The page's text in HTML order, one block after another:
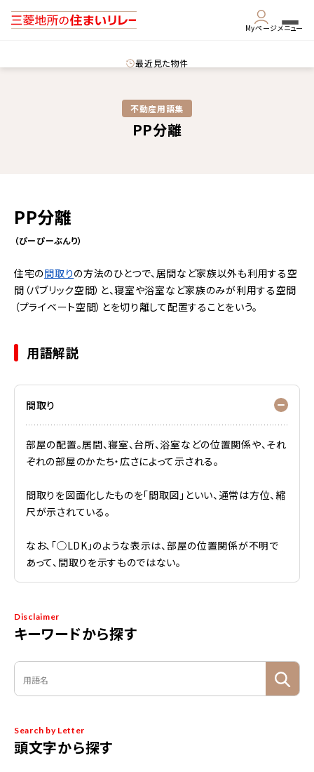
Myページメニュー
最近見た物件
不動産用語集​
PP分離
Disclaimer
キーワードから探す
Search by Letter
頭文字から探す
PP分離
（ぴーぴーぶんり）
住宅の間取りの方法のひとつで、居間など家族以外も利用する空
間（パブリック空間）と、寝室や浴室など家族のみが利用する空間
（プライベート空間）とを切り離して配置することをいう。
用語解説
間取り
部屋の配置。居間、寝室、台所、浴室などの位置関係や、それ
ぞれの部屋のかたち・広さによって示される。
間取りを図面化したものを「間取図」といい、通常は方位、縮
尺が示されている。
なお、「◯LDK」のような表示は、部屋の位置関係が不明で
あって、間取りを示すものではない。